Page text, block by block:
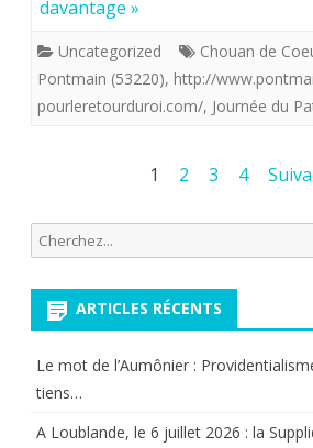
ce
jour
(17
à
davantage »
Uncategorized Chouan de
Pontmain (53220), http://
pourleretourduroi.com/, Journée du
publications
1 2 3 4
Recherche
pour:
ARTICLES RÉCENTS
Le mot de l’Aumônier :
tiens…
A Loublande, le 6 juillet 2026 : la